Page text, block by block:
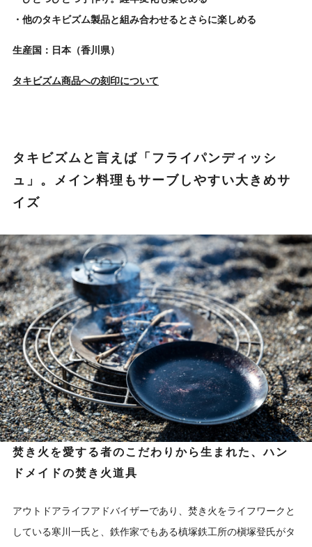
・他のタキビズム製品と組み合わせるとさらに楽しめる
生産国：日本（香川県）
タキビズム商品への刻印について
タキビズムと言えば「フライパンディッシ
ュ」。メイン料理もサーブしやすい大きめサ
イズ
焚き火を愛する者のこだわりから生まれた、ハン
ドメイドの焚き火道具
アウトドアライフアドバイザーであり、焚き火をライフワークと
している寒川一氏と、鉄作家でもある槙塚鉄工所の槇塚登氏がタ